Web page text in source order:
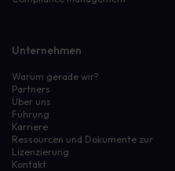
Unternehmen
Warum gerade wir?
Partners
Über uns
Führung
Karriere
Ressourcen und Dokumente zur
Lizenzierung
Kontakt